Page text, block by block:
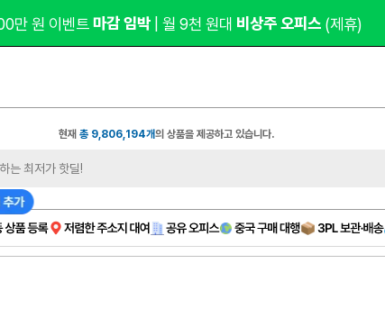
클랜 쇼핑몰 대표 연합 카페 🎉가입만 해도 1,000원 제공
현재총 9,806,194개의 상품을 제공하고 있습니다.